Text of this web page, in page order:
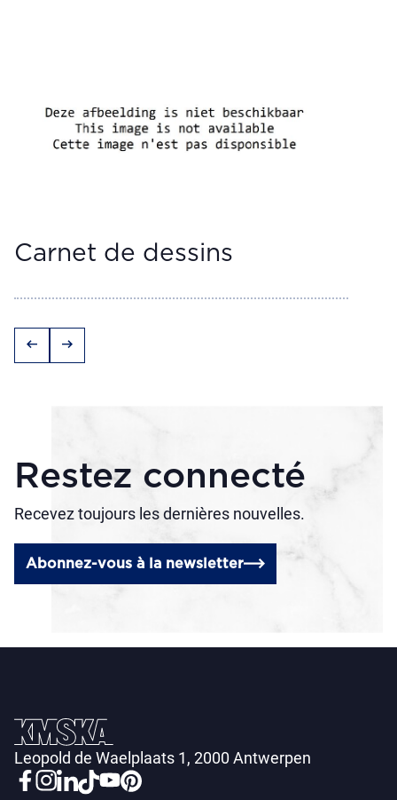
Carnet de dessins
arrow_left_alt arrow_right_alt
Restez connecté
Recevez toujours les dernières nouvelles.
Abonnez-vous à la newsletter
Leopold de Waelplaats 1, 2000 Antwerpen